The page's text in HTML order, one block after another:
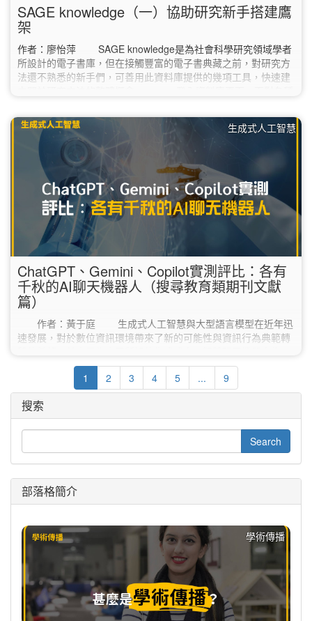
SAGE knowledge（一）協助研究新手搭建鷹
架
作者：廖怡萍 SAGE knowledge是為社會科學研究領域學者
所設計的電子書庫，但在接觸豐富的電子書典藏之前，對研究方
法還不熟悉的新手們，可善用此資料庫提供的幾項工具，快速建
「Sage Research Methods」，接著再點選頁面上方頁籤的
「Tools」，下拉選單中有四個項目： 第一項：Methods Map
以視覺化的方式，利用broader…
生成式人工智慧
ChatGPT、Gemini、Copilot實測評比：各有
千秋的AI聊天機器人（搜尋教育類期刊文獻
篇）
作者：黃于庭 生成式人工智慧與大型語言模型在近年迅
速發展，對於數位資訊環境帶來了新的可能性與資訊行為典範轉
Google Gemini、Microsoft Bing Copilot和ChatGPT。以下就
Gemini、Copilot和ChatGPT三種生成式人工智慧聊天機器人簡
單介紹： 生成式人工智慧聊天機器人 簡介 Gemini Gemini為
DeepMind 和Google…
1 2 3 4 5 ... 9
搜索
部落格簡介
學術傳播